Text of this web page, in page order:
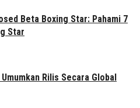
Beta Boxing Star: Pahami 7
Star
Rilis Secara Global